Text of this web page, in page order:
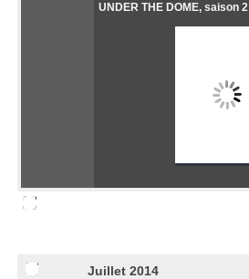
UNDER THE DOME, saison 2
Juillet 2014